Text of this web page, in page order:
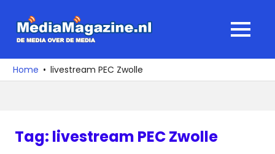
naar
media
over
MENU
Home livestream PEC Zwolle
Tag: livestream PEC Zwolle